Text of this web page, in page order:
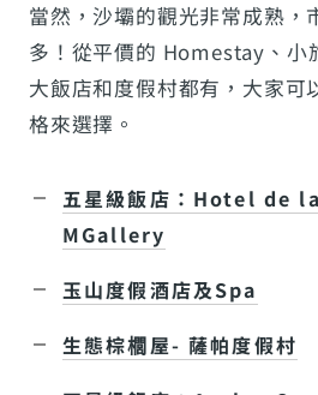
當然，沙壩的觀光非常成熟，
多！從平價的 Homestay、小
大飯店和度假村都有，大家可
格來選擇。
五星級飯店：Hotel de
MGallery
玉山度假酒店及Spa
生態棕櫚屋- 薩帕度假村